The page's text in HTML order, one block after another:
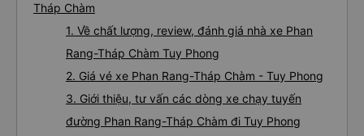
Tháp Chàm
1. Về chất lượng, review, đánh giá nhà xe Phan
Rang-Tháp Chàm Tuy Phong
2. Giá vé xe Phan Rang-Tháp Chàm - Tuy Phong
3. Giới thiệu, tư vấn các dòng xe chạy tuyến
đường Phan Rang-Tháp Chàm đi Tuy Phong